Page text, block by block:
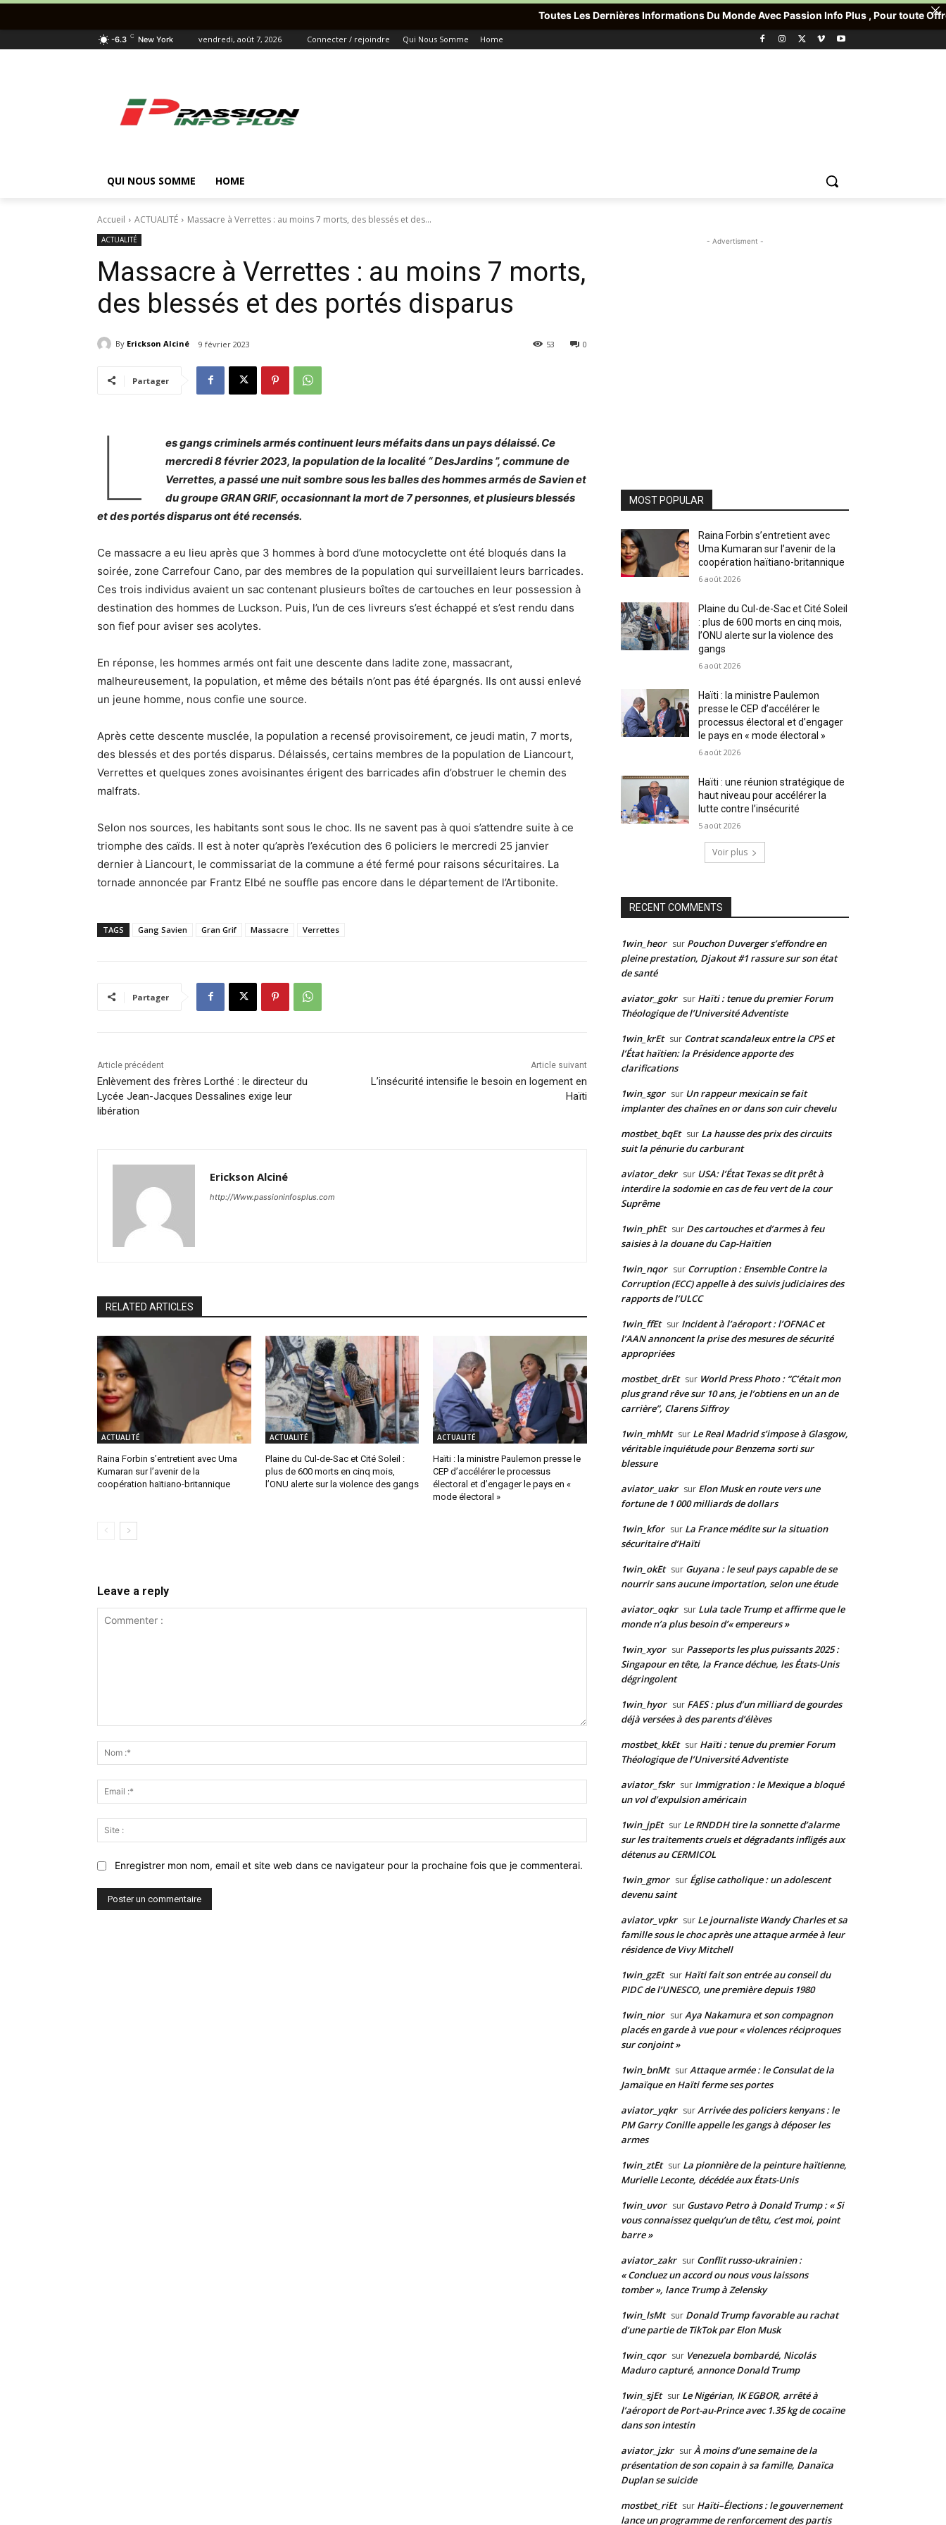
-6.3 C New York vendredi, août 7, 2026 Connecter / rejoindre Qui Nous Somme Home
QUI NOUS SOMME HOME
Accueil ACTUALITÉ Massacre à Verrettes : au moins 7 morts, des blessés et des...
ACTUALITÉ
Massacre à Verrettes : au moins 7 morts,
des blessés et des portés disparus
By Erickson Alciné 9 février 2023 0
53
Partager
L
es gangs criminels armés continuent leurs méfaits dans un pays délaissé. Ce
mercredi 8 février 2023, la population de la localité “ DesJardins ”, commune de
Verrettes, a passé une nuit sombre sous les balles des hommes armés de Savien et
du groupe GRAN GRIF, occasionnant la mort de 7 personnes, et plusieurs blessés
et des portés disparus ont été recensés.
Ce massacre a eu lieu après que 3 hommes à bord d’une motocyclette ont été bloqués dans la
soirée, zone Carrefour Cano, par des membres de la population qui surveillaient leurs barricades.
Ces trois individus avaient un sac contenant plusieurs boîtes de cartouches en leur possession à
destination des hommes de Luckson. Puis, l’un de ces livreurs s’est échappé et s’est rendu dans
son fief pour aviser ses acolytes.
En réponse, les hommes armés ont fait une descente dans ladite zone, massacrant,
malheureusement, la population, et même des bétails n’ont pas été épargnés. Ils ont aussi enlevé
un jeune homme, nous confie une source.
Après cette descente musclée, la population a recensé provisoirement, ce jeudi matin, 7 morts,
des blessés et des portés disparus. Délaissés, certains membres de la population de Liancourt,
Verrettes et quelques zones avoisinantes érigent des barricades afin d’obstruer le chemin des
malfrats.
Selon nos sources, les habitants sont sous le choc. Ils ne savent pas à quoi s’attendre suite à ce
triomphe des caïds. Il est à noter qu’après l’exécution des 6 policiers le mercredi 25 janvier
dernier à Liancourt, le commissariat de la commune a été fermé pour raisons sécuritaires. La
tornade annoncée par Frantz Elbé ne souffle pas encore dans le département de l’Artibonite.
TAGS Gang Savien Gran Grif Massacre Verrettes
Partager
Article précédent
Enlèvement des frères Lorthé : le directeur du
Lycée Jean-Jacques Dessalines exige leur
libération
Article suivant
L’insécurité intensifie le besoin en logement en
Haïti
Erickson Alciné
http://Www.passioninfosplus.com
RELATED ARTICLES
ACTUALITÉ
Raina Forbin s’entretient avec Uma
Kumaran sur l’avenir de la
coopération haïtiano-britannique
ACTUALITÉ
Plaine du Cul-de-Sac et Cité Soleil :
plus de 600 morts en cinq mois,
l’ONU alerte sur la violence des gangs
ACTUALITÉ
Haïti : la ministre Paulemon presse le
CEP d’accélérer le processus
électoral et d’engager le pays en «
mode électoral »
Leave a reply
:*
:*
:
Enregistrer mon nom, email et site web dans ce navigateur pour la prochaine fois que je commenterai.
- Advertisment -
MOST POPULAR
Raina Forbin s’entretient avec
Uma Kumaran sur l’avenir de la
coopération haïtiano-britannique
6 août 2026
Plaine du Cul-de-Sac et Cité Soleil
: plus de 600 morts en cinq mois,
l’ONU alerte sur la violence des
gangs
6 août 2026
Haïti : la ministre Paulemon
presse le CEP d’accélérer le
processus électoral et d’engager
le pays en « mode électoral »
6 août 2026
Haïti : une réunion stratégique de
haut niveau pour accélérer la
lutte contre l’insécurité
5 août 2026
Voir plus
RECENT COMMENTS
1win_heor sur Pouchon Duverger s’effondre en
pleine prestation, Djakout #1 rassure sur son état
de santé
aviator_gokr sur Haïti : tenue du premier Forum
Théologique de l’Université Adventiste
1win_krEt sur Contrat scandaleux entre la CPS et
l’État haïtien: la Présidence apporte des
clarifications
1win_sgor sur Un rappeur mexicain se fait
implanter des chaînes en or dans son cuir chevelu
mostbet_bqEt sur La hausse des prix des circuits
suit la pénurie du carburant
aviator_dekr sur USA: l’État Texas se dit prêt à
interdire la sodomie en cas de feu vert de la cour
Suprême
1win_phEt sur Des cartouches et d’armes à feu
saisies à la douane du Cap-Haïtien
1win_nqor sur Corruption : Ensemble Contre la
Corruption (ECC) appelle à des suivis judiciaires des
rapports de l’ULCC
1win_ffEt sur Incident à l’aéroport : l’OFNAC et
l’AAN annoncent la prise des mesures de sécurité
appropriées
mostbet_drEt sur World Press Photo : “C’était mon
plus grand rêve sur 10 ans, je l’obtiens en un an de
carrière”, Clarens Siffroy
1win_mhMt sur Le Real Madrid s’impose à Glasgow,
véritable inquiétude pour Benzema sorti sur
blessure
aviator_uakr sur Elon Musk en route vers une
fortune de 1 000 milliards de dollars
1win_kfor sur La France médite sur la situation
sécuritaire d’Haïti
1win_okEt sur Guyana : le seul pays capable de se
nourrir sans aucune importation, selon une étude
aviator_oqkr sur Lula tacle Trump et affirme que le
monde n’a plus besoin d’« empereurs »
1win_xyor sur Passeports les plus puissants 2025 :
Singapour en tête, la France déchue, les États-Unis
dégringolent
1win_hyor sur FAES : plus d’un milliard de gourdes
déjà versées à des parents d’élèves
mostbet_kkEt sur Haïti : tenue du premier Forum
Théologique de l’Université Adventiste
aviator_fskr sur Immigration : le Mexique a bloqué
un vol d’expulsion américain
1win_jpEt sur Le RNDDH tire la sonnette d’alarme
sur les traitements cruels et dégradants infligés aux
détenus au CERMICOL
1win_gmor sur Église catholique : un adolescent
devenu saint
aviator_vpkr sur Le journaliste Wandy Charles et sa
famille sous le choc après une attaque armée à leur
résidence de Vivy Mitchell
1win_gzEt sur Haïti fait son entrée au conseil du
PIDC de l’UNESCO, une première depuis 1980
1win_nior surAya Nakamura et son compagnon
placés en garde à vue pour « violences réciproques
sur conjoint »
1win_bnMt surAttaque armée : le Consulat de la
Jamaïque en Haïti ferme ses portes
aviator_yqkr surArrivée des policiers kenyans : le
PM Garry Conille appelle les gangs à déposer les
armes
1win_ztEt sur La pionnière de la peinture haïtienne,
Murielle Leconte, décédée aux États-Unis
1win_uvor sur Gustavo Petro à Donald Trump : « Si
vous connaissez quelqu’un de têtu, c’est moi, point
barre »
aviator_zakr sur Conflit russo-ukrainien :
« Concluez un accord ou nous vous laissons
tomber », lance Trump à Zelensky
1win_lsMt sur Donald Trump favorable au rachat
d’une partie de TikTok par Elon Musk
1win_cqor sur Venezuela bombardé, Nicolás
Maduro capturé, annonce Donald Trump
1win_sjEt sur Le Nigérian, IK EGBOR, arrêté à
l’aéroport de Port-au-Prince avec 1.35 kg de cocaïne
dans son intestin
aviator_jzkr surÀ moins d’une semaine de la
présentation de son copain à sa famille, Danaïca
Duplan se suicide
mostbet_riEt sur Haïti–Élections : le gouvernement
lance un programme de renforcement des partis
Toutes Les Dernières Informations Du Monde Avec Passion Info Plus , Pour toute Offre